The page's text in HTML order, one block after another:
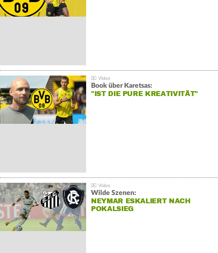
Book über Karetsas:
"IST DIE PURE KREATIVITÄT"
Wilde Szenen:
NEYMAR ESKALIERT NACH
POKALSIEG